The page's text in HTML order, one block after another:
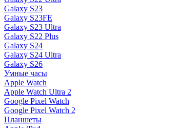
Galaxy S23
Galaxy S23FE
Galaxy S23 Ultra
Galaxy S22 Plus
Galaxy S24
Galaxy S24 Ultra
Galaxy S26
Умные часы
Apple Watch
Apple Watch Ultra 2
Google Pixel Watch
Google Pixel Watch 2
Планшеты